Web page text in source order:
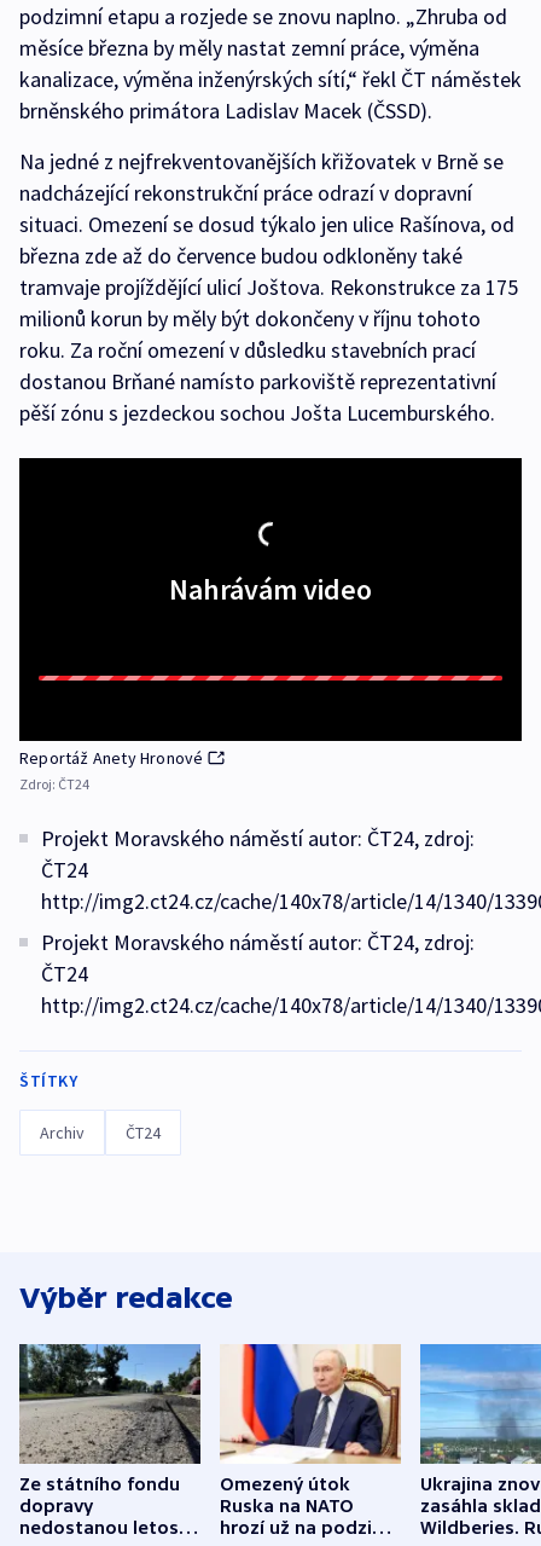
podzimní etapu a rozjede se znovu naplno. „Zhruba od
měsíce března by měly nastat zemní práce, výměna
kanalizace, výměna inženýrských sítí,“ řekl ČT náměstek
brněnského primátora Ladislav Macek (ČSSD).
Na jedné z nejfrekventovanějších křižovatek v Brně se
nadcházející rekonstrukční práce odrazí v dopravní
situaci. Omezení se dosud týkalo jen ulice Rašínova, od
března zde až do července budou odkloněny také
tramvaje projíždějící ulicí Joštova. Rekonstrukce za 175
milionů korun by měly být dokončeny v říjnu tohoto
roku. Za roční omezení v důsledku stavebních prací
dostanou Brňané namísto parkoviště reprezentativní
pěší zónu s jezdeckou sochou Jošta Lucemburského.
Nahrávám video
Reportáž Anety Hronové
Zdroj: ČT24
Projekt Moravského náměstí autor: ČT24, zdroj:
ČT24
http://img2.ct24.cz/cache/140x78/article/14/1340/
Projekt Moravského náměstí autor: ČT24, zdroj:
ČT24
http://img2.ct24.cz/cache/140x78/article/14/1340/
ŠTÍTKY
Archiv ČT24
Výběr redakce
Ze státního fondu
dopravy
nedostanou letos
Omezený útok
Ruska na NATO
hrozí už na podzim,
Ukrajina
zasáhla
Wildberies.